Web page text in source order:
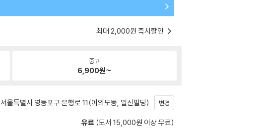
최대 2,000원 즉시할인
중고
6,900원~
서울특별시 영등포구 은행로 11(여의도동, 일신빌딩) 변경
유료 (도서 15,000원 이상 무료)